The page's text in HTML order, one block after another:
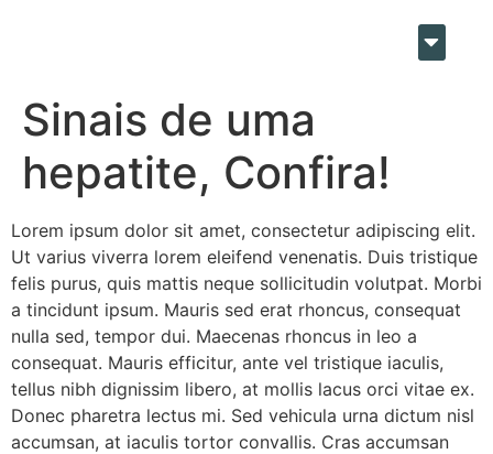
Sinais de uma
hepatite, Confira!
Lorem ipsum dolor sit amet, consectetur adipiscing elit.
Ut varius viverra lorem eleifend venenatis. Duis tristique
felis purus, quis mattis neque sollicitudin volutpat. Morbi
a tincidunt ipsum. Mauris sed erat rhoncus, consequat
nulla sed, tempor dui. Maecenas rhoncus in leo a
consequat. Mauris efficitur, ante vel tristique iaculis,
tellus nibh dignissim libero, at mollis lacus orci vitae ex.
Donec pharetra lectus mi. Sed vehicula urna dictum nisl
accumsan, at iaculis tortor convallis. Cras accumsan